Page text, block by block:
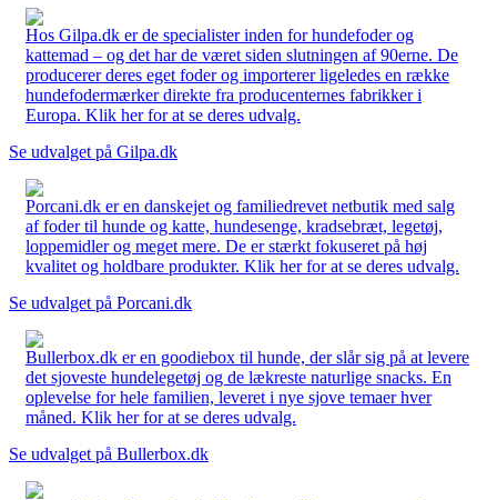
Hos Gilpa.dk er de specialister inden for hundefoder og
kattemad – og det har de været siden slutningen af 90erne. De
producerer deres eget foder og importerer ligeledes en række
hundefodermærker direkte fra producenternes fabrikker i
Europa. Klik her for at se deres udvalg.
Se udvalget på Gilpa.dk
Porcani.dk er en danskejet og familiedrevet netbutik med salg
af foder til hunde og katte, hundesenge, kradsebræt, legetøj,
loppemidler og meget mere. De er stærkt fokuseret på høj
kvalitet og holdbare produkter. Klik her for at se deres udvalg.
Se udvalget på Porcani.dk
Bullerbox.dk er en goodiebox til hunde, der slår sig på at levere
det sjoveste hundelegetøj og de lækreste naturlige snacks. En
oplevelse for hele familien, leveret i nye sjove temaer hver
måned. Klik her for at se deres udvalg.
Se udvalget på Bullerbox.dk